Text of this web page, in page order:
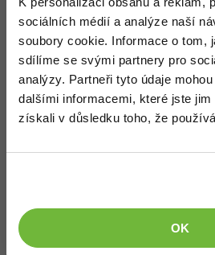
sociálních médií a analýze naší
soubory cookie. Informace o tom,
sdílíme se svými partnery pro
analýzy. Partneři tyto údaje
dalšími informacemi, které jste
získali v důsledku toho, že
OK
Linux
Sítě
Fórum
Lekce 3:Vytvoření vlastní
třída SimplexSelection
Lekce 4:
Časovače,
Simplex.js